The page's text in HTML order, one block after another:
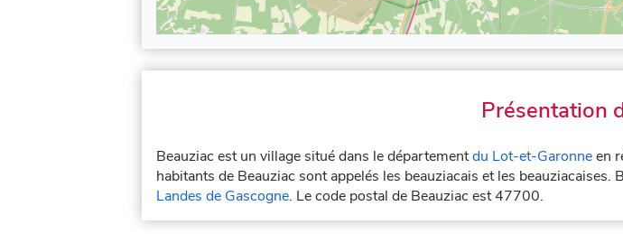
Présentation
Beauziac est un village situé dans le départementdu Lot-et-Garonneen
habitants de Beauziac sont appelés les beauziacais et les beauziacaises.
Landes de Gascogne. Le code postal de Beauziac est 47700.